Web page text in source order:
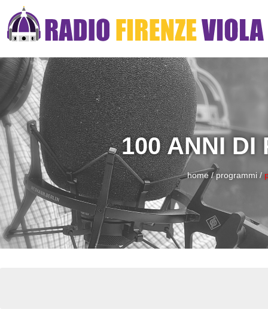
100 ANNI DI
home /programmi/